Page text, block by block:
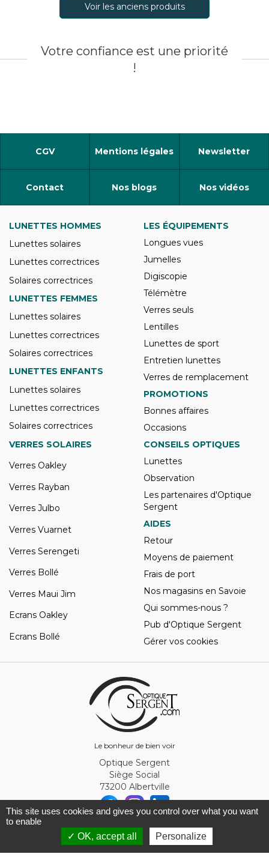
Voir les anciens produits
Votre confiance est une priorité
!
CGV Mentions légales Newsletter
Contact Nos blogs Nos vidéos
Le bonheur de bien voir
LUNETTES HOMMES
Lunettes solaires
Lunettes correctrices
Solaires correctrices
LUNETTES FEMMES
Lunettes solaires
Lunettes correctrices
Solaires correctrices
LUNETTES ENFANTS
Lunettes solaires
Lunettes correctrices
Solaires correctrices
LES ÉQUIPEMENTS
Longues vues
Jumelles
Digiscopie
Télémètre
Verres seuls
Lentilles
Lunettes de sport
Entretien lunettes
Verres de remplacement
PROMOTIONS
Bonnes affaires
Occasions
VERRES SOLAIRES
Verres Oakley
Verres Rayban
Verres Julbo
Verres Vuarnet
Verres Serengeti
Verres Bollé
Verres Maui Jim
Ecrans Oakley
Ecrans Bollé
CONSEILS OPTIQUES
Lunettes
Observation
Les partenaires d'Optique
Sergent
AIDES
Retour
Moyens de paiement
Frais de port
Nos magasins en Savoie
Qui sommes-nous ?
Pub d'Optique Sergent
Gérer vos cookies
Optique Sergent
Siège Social
73200 Albertville
© Optique Sergent 2026 - SIRET 32993919300010
This site uses cookies and gives you control over what you want
to enable
✓ OK, accept all
Personalize